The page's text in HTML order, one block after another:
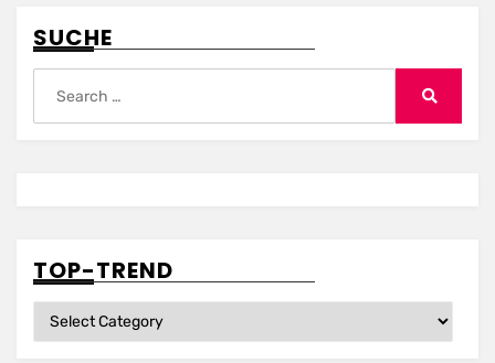
SUCHE
TOP-TREND
Top-